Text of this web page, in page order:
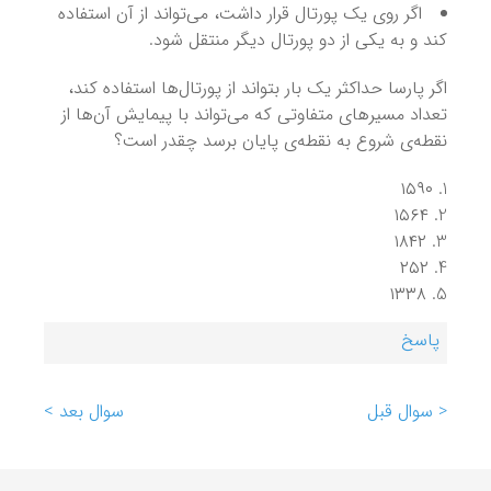
اگر روی یک پورتال قرار داشت، می‌تواند از آن استفاده
کند و به یکی از دو پورتال دیگر منتقل شود.
اگر پارسا حداکثر یک بار بتواند از پورتال‌ها استفاده کند،
تعداد مسیرهای متفاوتی که می‌تواند با پیمایش آن‌ها از
نقطه‌ی شروع به نقطه‌ی پایان برسد چقدر است؟
۱۵۹۰
۱۵۶۴
۱۸۴۲
۲۵۲
۱۳۳۸
پاسخ
< سوال قبل سوال بعد >